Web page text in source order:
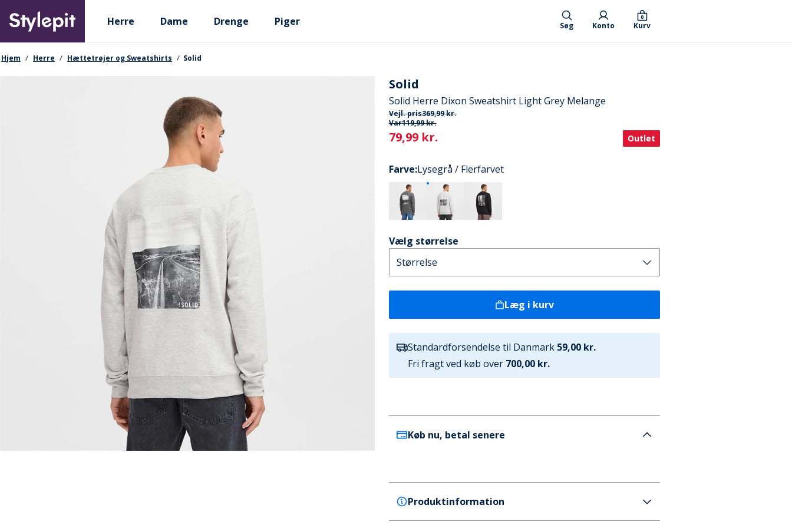
main
content
Primary departments
Herre Dame Drenge Piger Søg Konto Kurv
0
navigationssti
Hjem Herre Hættetrøjer og Sweatshirts Solid
Solid
Solid Herre Dixon Sweatshirt Light Grey Melange
Vejl. pris369,99 kr.
Var119,99 kr.
Current
79,99 kr. Outlet
Farve:Lysegrå / Flerfarvet
Vælg størrelse
Læg i kurv
Standardforsendelse til Danmark 59,00 kr.
Fri fragt ved køb over 700,00 kr.
Køb nu, betal senere
Produktinformation